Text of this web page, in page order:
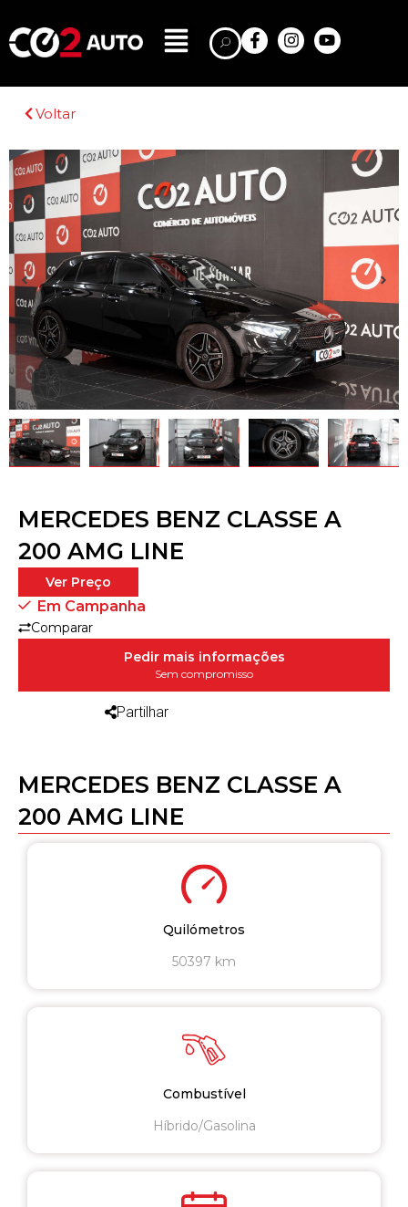
Voltar
MERCEDES BENZ CLASSE A
200 AMG LINE
Ver Preço
Em Campanha
Comparar
Pedir mais informações
Sem compromisso
Partilhar
MERCEDES BENZ CLASSE A
200 AMG LINE
Quilómetros
50397 km
Combustível
Híbrido/Gasolina